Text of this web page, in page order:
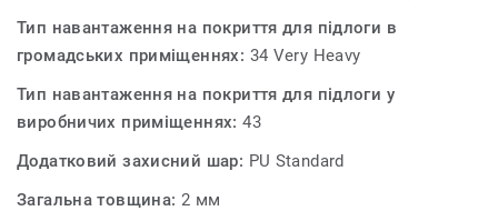
Тип навантаження на покриття для підлоги в
громадських приміщеннях: 34 Very Heavy
Тип навантаження на покриття для підлоги у
виробничих приміщеннях:43
Додатковий захисний шар: PU Standard
Загальна товщина: 2 мм